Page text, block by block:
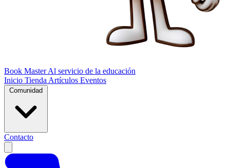
Book Master Al servicio de la educación
Inicio Tienda Artículos Eventos
Comunidad
Contacto